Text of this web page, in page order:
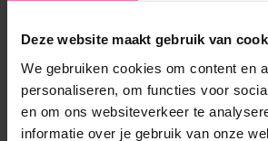
Deze website maakt gebruik van
We gebruiken cookies om content en
personaliseren, om functies voor
en om ons websiteverkeer te
informatie over je gebruik van onze